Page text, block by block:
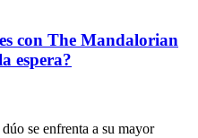
con The Mandalorian
espera?
se enfrenta a su mayor